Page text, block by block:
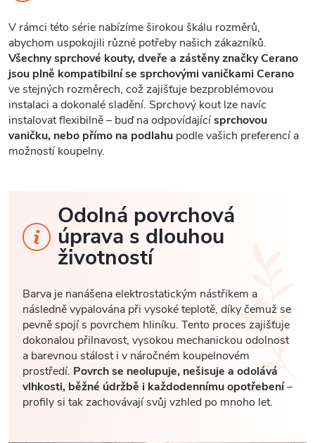
V rámci této série nabízíme širokou škálu rozměrů,
abychom uspokojili různé potřeby našich zákazníků.
Všechny sprchové kouty, dveře a zástěny značky Cerano
jsou plně kompatibilní se sprchovými vaničkami Cerano
ve stejných rozměrech, což zajišťuje bezproblémovou
instalaci a dokonalé sladění. Sprchový kout lze navíc
instalovat flexibilně – buď na odpovídajícísprchovou
vaničku, nebo přímo na podlahu podle vašich preferencí a
možností koupelny.
Odolná povrchová
úprava s dlouhou
životností
Barva je nanášena elektrostatickým nástřikem a
následně vypalována při vysoké teplotě, díky čemuž se
pevně spojí s povrchem hliníku. Tento proces zajišťuje
dokonalou přilnavost, vysokou mechanickou odolnost
a barevnou stálost i v náročném koupelnovém
prostředí. Povrch se neolupuje, nešisuje a odolává
vlhkosti, běžné údržbě i každodennímu opotřebení–
profily si tak zachovávají svůj vzhled po mnoho let.